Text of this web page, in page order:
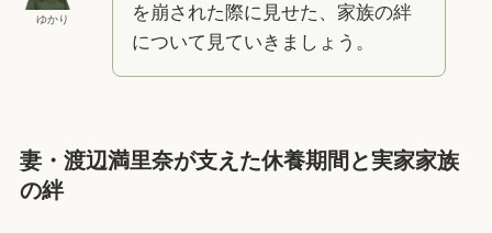
ゆかり
を崩された際に見せた、家族の絆
について見ていきましょう。
妻・渡辺満里奈が支えた休養期間と実家家族
の絆